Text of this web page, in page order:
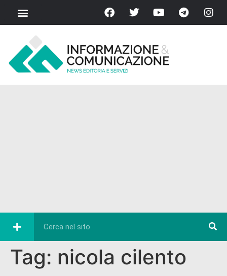
Tag: nicola cilento